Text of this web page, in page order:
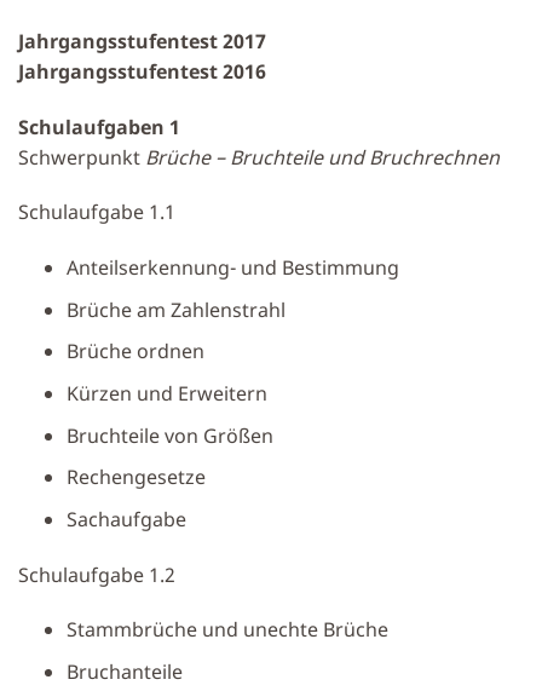
Jahrgangsstufentest 2017
Jahrgangsstufentest 2016
Schulaufgaben 1
Schwerpunkt Brüche – Bruchteile und Bruchrechnen
Schulaufgabe 1.1
Anteilserkennung- und Bestimmung
Brüche am Zahlenstrahl
Brüche ordnen
Kürzen und Erweitern
Bruchteile von Größen
Rechengesetze
Sachaufgabe
Schulaufgabe 1.2
Stammbrüche und unechte Brüche
Bruchanteile